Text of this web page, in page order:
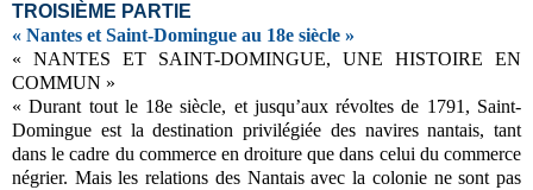
TROISIÈME PARTIE
« Nantes et Saint-Domingue au 18e siècle »
« NANTES ET SAINT-DOMINGUE, UNE HISTOIRE EN
COMMUN »
« Durant tout le 18e siècle, et jusqu’aux révoltes de 1791, Saint-
Domingue est la destination privilégiée des navires nantais, tant
dans le cadre du commerce en droiture que dans celui du commerce
négrier. Mais les relations des Nantais avec la colonie ne sont pas